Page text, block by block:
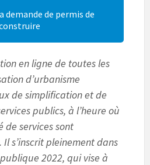
demande de permis de
en ligne de toutes les
d’urbanisme
de simplification et de
publics, à l’heure où
services sont
s’inscrit pleinement dans
2022, qui vise à